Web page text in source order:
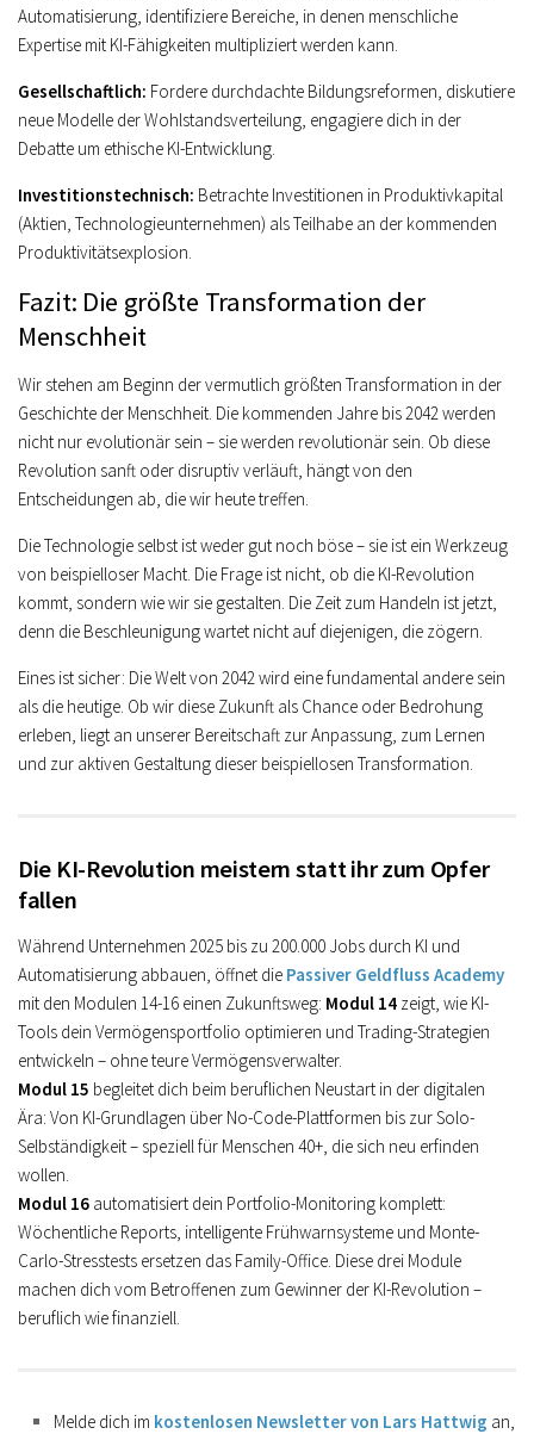
Automatisierung, identifiziere Bereiche, in denen menschliche
Expertise mit KI-Fähigkeiten multipliziert werden kann.
Gesellschaftlich: Fordere durchdachte Bildungsreformen, diskutiere
neue Modelle der Wohlstandsverteilung, engagiere dich in der
Debatte um ethische KI-Entwicklung.
Investitionstechnisch: Betrachte Investitionen in Produktivkapital
(Aktien, Technologieunternehmen) als Teilhabe an der kommenden
Produktivitätsexplosion.
Fazit: Die größte Transformation der
Menschheit
Wir stehen am Beginn der vermutlich größten Transformation in der
Geschichte der Menschheit. Die kommenden Jahre bis 2042 werden
nicht nur evolutionär sein – sie werden revolutionär sein. Ob diese
Revolution sanft oder disruptiv verläuft, hängt von den
Entscheidungen ab, die wir heute treffen.
Die Technologie selbst ist weder gut noch böse – sie ist ein Werkzeug
von beispielloser Macht. Die Frage ist nicht, ob die KI-Revolution
kommt, sondern wie wir sie gestalten. Die Zeit zum Handeln ist jetzt,
denn die Beschleunigung wartet nicht auf diejenigen, die zögern.
Eines ist sicher: Die Welt von 2042 wird eine fundamental andere sein
als die heutige. Ob wir diese Zukunft als Chance oder Bedrohung
erleben, liegt an unserer Bereitschaft zur Anpassung, zum Lernen
und zur aktiven Gestaltung dieser beispiellosen Transformation.
Die KI-Revolution meistern statt ihr zum Opfer
fallen
Während Unternehmen 2025 bis zu 200.000 Jobs durch KI und
Automatisierung abbauen, öffnet die Passiver Geldfluss Academy
mit den Modulen 14-16 einen Zukunftsweg: Modul 14 zeigt, wie KI-
Tools dein Vermögensportfolio optimieren und Trading-Strategien
entwickeln – ohne teure Vermögensverwalter.
Modul 15 begleitet dich beim beruflichen Neustart in der digitalen
Ära: Von KI-Grundlagen über No-Code-Plattformen bis zur Solo-
Selbständigkeit – speziell für Menschen 40+, die sich neu erfinden
wollen.
Modul 16 automatisiert dein Portfolio-Monitoring komplett:
Wöchentliche Reports, intelligente Frühwarnsysteme und Monte-
Carlo-Stresstests ersetzen das Family-Office. Diese drei Module
machen dich vom Betroffenen zum Gewinner der KI-Revolution –
beruflich wie finanziell.
Melde dich im kostenlosen Newsletter von Lars Hattwig an,